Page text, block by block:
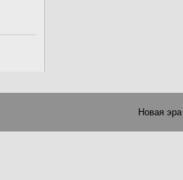
Новая